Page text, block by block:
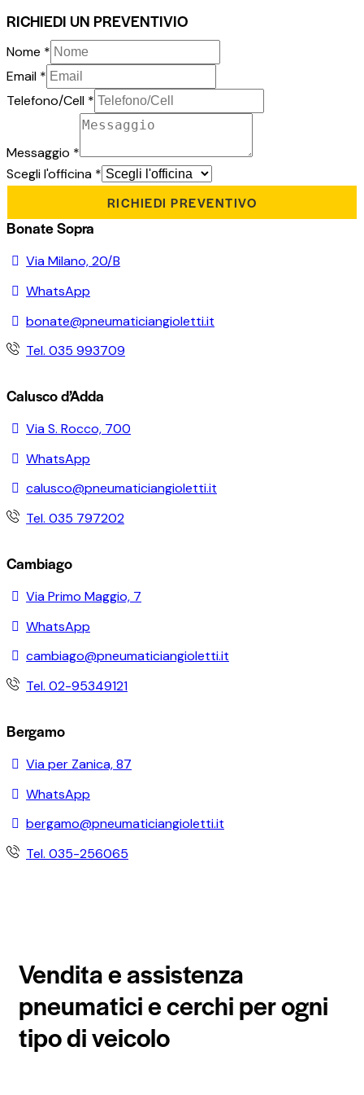
RICHIEDI UN PREVENTIVIO
Nome *
Email *
Telefono/Cell *
Messaggio *
Scegli l'officina *
RICHIEDI PREVENTIVO
Bonate Sopra
Via Milano, 20/B
WhatsApp
bonate@pneumaticiangioletti.it
Tel. 035 993709
Calusco d’Adda
Via S. Rocco, 700
WhatsApp
calusco@pneumaticiangioletti.it
Tel. 035 797202
Cambiago
Via Primo Maggio, 7
WhatsApp
cambiago@pneumaticiangioletti.it
Tel. 02-95349121
Bergamo
Via per Zanica, 87
WhatsApp
bergamo@pneumaticiangioletti.it
Tel. 035-256065
Vendita e assistenza
pneumatici e cerchi per ogni
tipo di veicolo
A
AngioBot